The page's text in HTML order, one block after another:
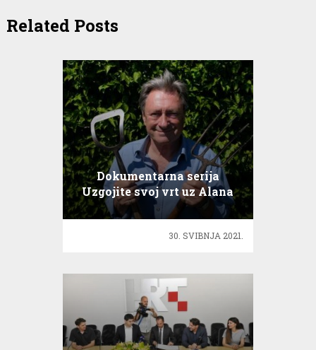
Related Posts
Dokumentarna serija
Uzgojite svoj vrt uz Alana
Titchmarsha
30. SVIBNJA 2021.